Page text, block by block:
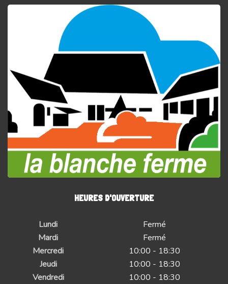
HEURES D'OUVERTURE
Lundi
Fermé
Mardi
Fermé
Mercredi
10:00 - 18:30
Jeudi
10:00 - 18:30
Vendredi
10:00 - 18:30